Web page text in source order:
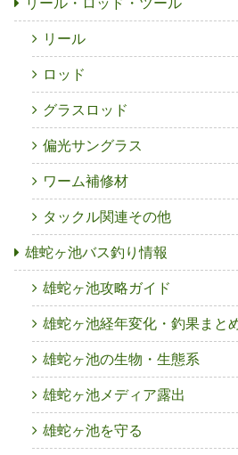
リール・ロッド・ツール
リール
ロッド
グラスロッド
偏光サングラス
ワーム補修材
タックル関連その他
雄蛇ヶ池バス釣り情報
雄蛇ヶ池攻略ガイド
雄蛇ヶ池経年変化・釣果まと
雄蛇ヶ池の生物・生態系
雄蛇ヶ池メディア露出
雄蛇ヶ池を守る